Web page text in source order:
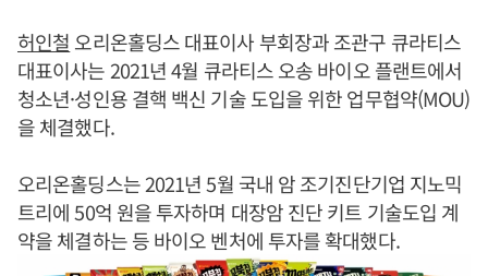
허인철 오리온홀딩스 대표이사 부회장과 조관구 큐라티스
대표이사는 2021년 4월 큐라티스 오송 바이오 플랜트에서
청소년·성인용 결핵 백신 기술 도입을 위한 업무협약(MOU)
을 체결했다.
오리온홀딩스는 2021년 5월 국내 암 조기진단기업 지노믹
트리에 50억 원을 투자하며 대장암 진단 키트 기술도입 계
약을 체결하는 등 바이오 벤처에 투자를 확대했다.